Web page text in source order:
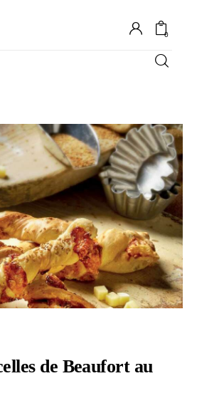
0
de Beaufort au